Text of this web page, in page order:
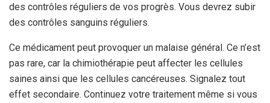
des contrôles réguliers de vos progrès. Vous devrez subir
des contrôles sanguins réguliers.
Ce médicament peut provoquer un malaise général. Ce n’est
pas rare, car la chimiothérapie peut affecter les cellules
saines ainsi que les cellules cancéreuses. Signalez tout
effet secondaire. Continuez votre traitement même si vous